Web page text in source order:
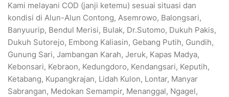
Kami melayani COD (janji ketemu) sesuai situasi dan
kondisi di Alun-Alun Contong, Asemrowo, Balongsari,
Banyuurip, Bendul Merisi, Bulak, Dr.Sutomo, Dukuh Pakis,
Dukuh Sutorejo, Embong Kaliasin, Gebang Putih, Gundih,
Gunung Sari, Jambangan Karah, Jeruk, Kapas Madya,
Kebonsari, Kebraon, Kedungdoro, Kendangsari, Keputih,
Ketabang, Kupangkrajan, Lidah Kulon, Lontar, Manyar
Sabrangan, Medokan Semampir, Menanggal, Ngagel,